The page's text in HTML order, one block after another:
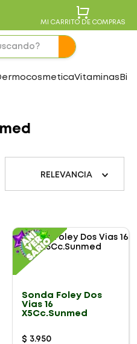
MI CARRITO DE COMPRAS
Vitaminas
RELEVANCIA
Sonda Foley Dos
Vias 16
X5Cc.Sunmed
$ 3.950